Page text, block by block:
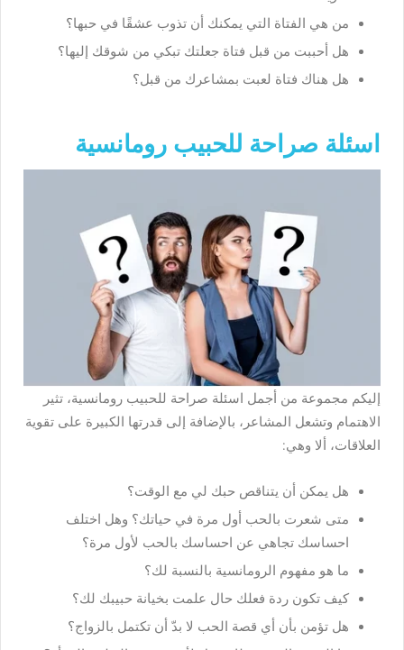
من هي الفتاة التي يمكنك أن تذوب عشقًا في حبها؟
هل أحببت من قبل فتاة جعلتك تبكي من شوقك إليها؟
هل هناك فتاة لعبت بمشاعرك من قبل؟
اسئلة صراحة للحبيب رومانسية
إليكم مجموعة من أجمل اسئلة صراحة للحبيب رومانسية، تثير
الاهتمام وتشعل المشاعر، بالإضافة إلى قدرتها الكبيرة على تقوية
العلاقات، ألا وهي:
هل يمكن أن يتناقص حبك لي مع الوقت؟
متى شعرت بالحب أول مرة في حياتك؟ وهل اختلف
احساسك تجاهي عن احساسك بالحب لأول مرة؟
ما هو مفهوم الرومانسية بالنسبة لك؟
كيف تكون ردة فعلك حال علمت بخيانة حبيبك لك؟
هل تؤمن بأن أي قصة الحب لا بدّ أن تكتمل بالزواج؟